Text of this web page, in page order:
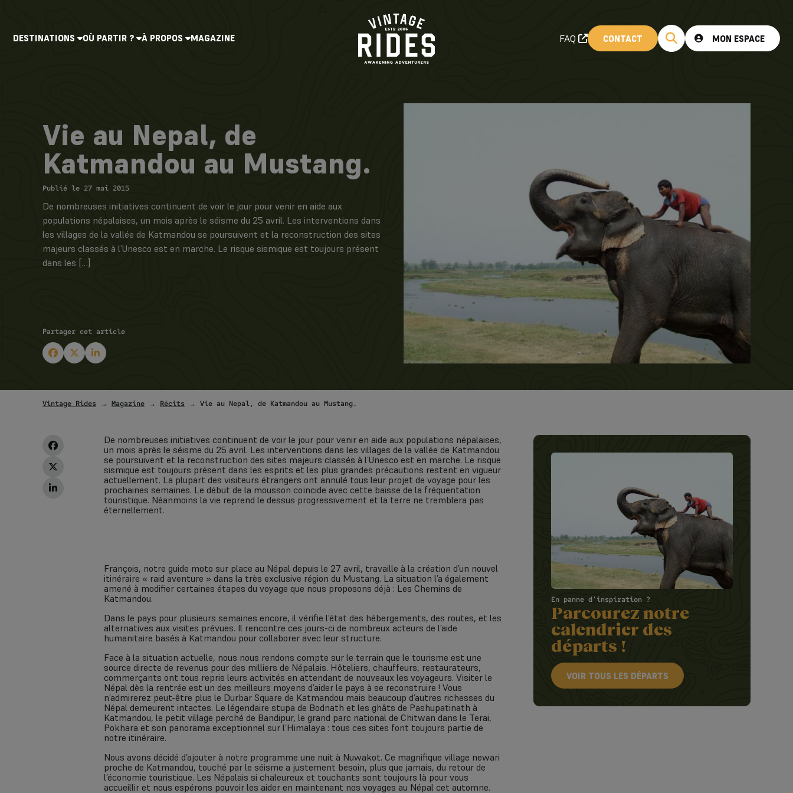
DESTINATIONS OÙ PARTIR ? À PROPOS MAGAZINE FAQ CONTACT MON ESPACE
Vie au Nepal, de
Katmandou au Mustang.
Publié le 27 mai 2015
De nombreuses initiatives continuent de voir le jour pour venir en aide aux
populations népalaises, un mois après le séisme du 25 avril. Les interventions dans
les villages de la vallée de Katmandou se poursuivent et la reconstruction des sites
majeurs classés à l’Unesco est en marche. Le risque sismique est toujours présent
dans les […]
Partager cet article
Vintage Rides → Magazine → Récits → Vie au Nepal, de Katmandou au Mustang.
De nombreuses initiatives continuent de voir le jour pour venir en aide aux populations népalaises,
un mois après le séisme du 25 avril. Les interventions dans les villages de la vallée de Katmandou
se poursuivent et la reconstruction des sites majeurs classés à l’Unesco est en marche. Le risque
sismique est toujours présent dans les esprits et les plus grandes précautions restent en vigueur
actuellement. La plupart des visiteurs étrangers ont annulé tous leur projet de voyage pour les
prochaines semaines. Le début de la mousson coïncide avec cette baisse de la fréquentation
touristique. Néanmoins la vie reprend le dessus progressivement et la terre ne tremblera pas
éternellement.
François, notre guide moto sur place au Népal depuis le 27 avril, travaille à la création d’un nouvel
itinéraire « raid aventure » dans la très exclusive région du Mustang. La situation l’a également
amené à modifier certaines étapes du voyage que nous proposons déjà : Les Chemins de
Katmandou.
Dans le pays pour plusieurs semaines encore, il vérifie l’état des hébergements, des routes, et les
alternatives aux visites prévues. Il rencontre ces jours-ci de nombreux acteurs de l’aide
humanitaire basés à Katmandou pour collaborer avec leur structure.
Face à la situation actuelle, nous nous rendons compte sur le terrain que le tourisme est une
source directe de revenus pour des milliers de Népalais. Hôteliers, chauffeurs, restaurateurs,
commerçants ont tous repris leurs activités en attendant de nouveaux les voyageurs. Visiter le
Népal dès la rentrée est un des meilleurs moyens d’aider le pays à se reconstruire ! Vous
n’admirerez peut-être plus le Durbar Square de Katmandou mais beaucoup d’autres richesses du
Népal demeurent intactes. Le légendaire stupa de Bodnath et les ghâts de Pashupatinath à
Katmandou, le petit village perché de Bandipur, le grand parc national de Chitwan dans le Terai,
Pokhara et son panorama exceptionnel sur l’Himalaya : tous ces sites font toujours partie de
notre itinéraire.
Nous avons décidé d’ajouter à notre programme une nuit à Nuwakot. Ce magnifique village newari
proche de Katmandou, touché par le séisme a justement besoin, plus que jamais, du retour de
l’économie touristique. Les Népalais si chaleureux et touchants sont toujours là pour vous
accueillir et nous espérons pouvoir les aider en maintenant nos voyages au Népal cet automne.
En panne d'inspiration ?
Parcourez notre
calendrier des
départs !
VOIR TOUS LES DÉPARTS